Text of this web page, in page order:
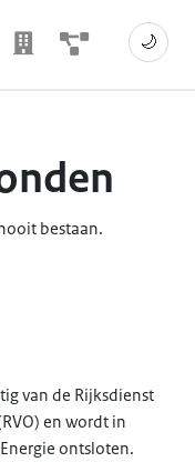
🌙
bestaan.
van de Rijksdienst
en wordt in
ontsloten.